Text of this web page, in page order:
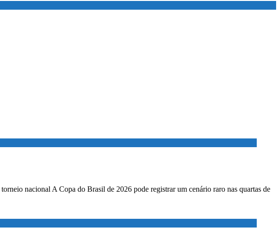
nacional A Copa do Brasil de 2026 pode registrar um cenário raro nas quartas de